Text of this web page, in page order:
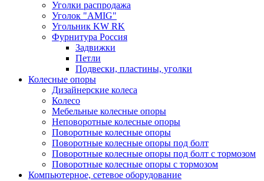
Уголки распродажа
Уголок "AMIG"
Угольник KW RK
Фурнитура Россия
Задвижки
Петли
Подвески, пластины, уголки
Колесные опоры
Дизайнерские колеса
Колесо
Мебельные колесные опоры
Неповоротные колесные опоры
Поворотные колесные опоры
Поворотные колесные опоры под болт
Поворотные колесные опоры под болт с тормозом
Поворотные колесные опоры с тормозом
Компьютерное, сетевое оборудование